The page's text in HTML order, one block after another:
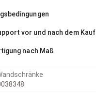
vor und nach dem Kauf
nach Maß